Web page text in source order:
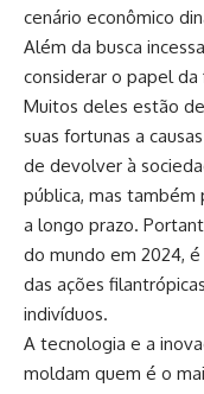
cenário econômico
Além da busca
considerar o papel
Muitos deles estão
suas fortunas a
de devolver à
pública, mas também
a longo prazo.
do mundo em 2024,
das ações
indivíduos.
A tecnologia e a
moldam quem é o